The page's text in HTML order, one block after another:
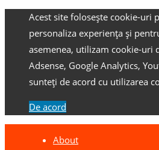
Acest site folosește cookie-uri
personaliza experiența și
asemenea, utilizam cookie-uri
Adsense, Google Analytics,
sunteți de acord cu utilizarea
De acord
About